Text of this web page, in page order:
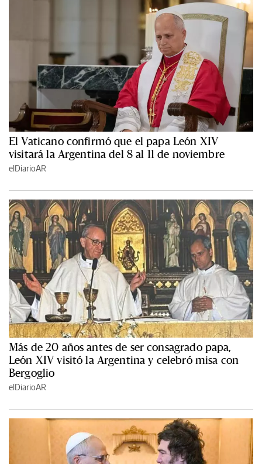
El Vaticano confirmó que el papa León XIV
visitará la Argentina del 8 al 11 de noviembre
elDiarioAR
Más de 20 años antes de ser consagrado papa,
León XIV visitó la Argentina y celebró misa con
Bergoglio
elDiarioAR